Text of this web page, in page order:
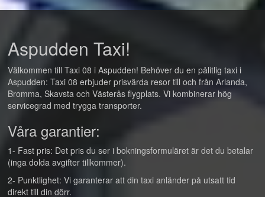
Aspudden Taxi!
Välkommen till Taxi 08 i Aspudden! Behöver du en pålitlig taxi i
Aspudden: Taxi 08 erbjuder prisvärda resor till och från Arlanda,
Bromma, Skavsta och Västerås flygplats. Vi kombinerar hög
servicegrad med trygga transporter.
Våra garantier:
1- Fast pris: Det pris du ser i bokningsformuläret är det du betalar
(inga dolda avgifter tillkommer).
2- Punktlighet: Vi garanterar att din taxi anländer på utsatt tid
direkt till din dörr.